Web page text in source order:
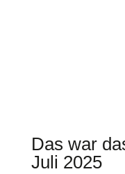
Das war
Juli 2025